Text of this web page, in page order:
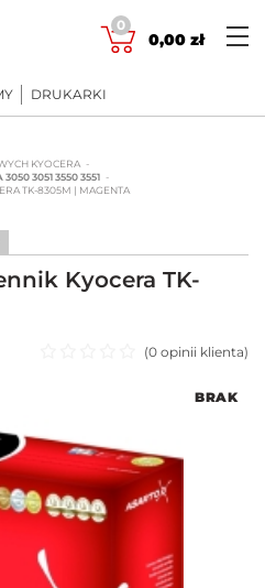
0
0,00 zł
DRUKARKI
KYOCERA
3051 3550 3551
TK-8305M | MAGENTA
Kyocera TK-
(0 opinii klienta)
BRAK